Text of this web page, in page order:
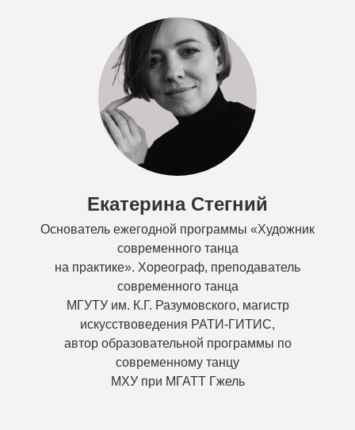
Екатерина Стегний
Основатель ежегодной программы «Художник
современного танца
на практике». Хореограф, преподаватель
современного танца
МГУТУ им. К.Г. Разумовского, магистр
искусствоведения РАТИ-ГИТИС,
автор образовательной программы по
современному танцу
МХУ при МГАТТ Гжель